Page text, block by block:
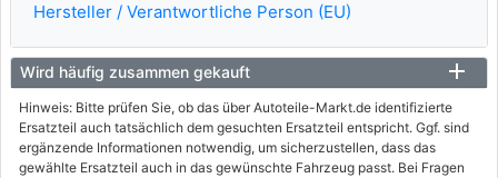
Hersteller / Verantwortliche Person (EU)
Wird häufig zusammen gekauft
Hinweis: Bitte prüfen Sie, ob das über Autoteile-Markt.de identifizierte
Ersatzteil auch tatsächlich dem gesuchten Ersatzteil entspricht. Ggf. sind
ergänzende Informationen notwendig, um sicherzustellen, dass das
gewählte Ersatzteil auch in das gewünschte Fahrzeug passt. Bei Fragen